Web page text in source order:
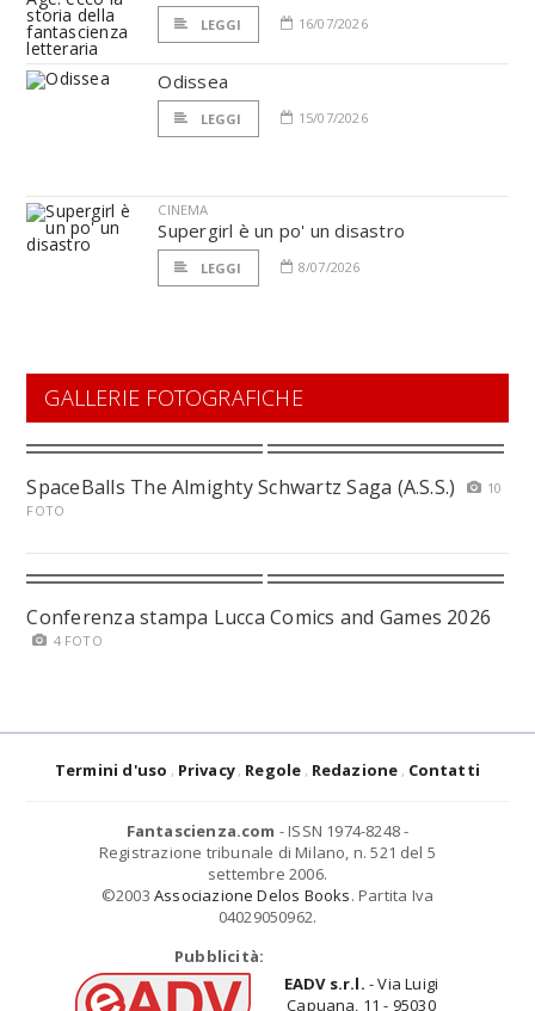
LEGGI 16/07/2026
Odissea
LEGGI 15/07/2026
CINEMA
Supergirl è un po' un disastro
LEGGI 8/07/2026
GALLERIE FOTOGRAFICHE
SpaceBalls The Almighty Schwartz Saga (A.S.S.)
10
FOTO
Conferenza stampa Lucca Comics and Games 2026
4 FOTO
Termini d'uso Privacy Regole Redazione Contatti
Fantascienza.com - ISSN 1974-8248 -
Registrazione tribunale di Milano, n. 521 del 5
settembre 2006.
©2003 Associazione Delos Books. Partita Iva
04029050962.
Pubblicità:
EADV s.r.l. - Via Luigi
Capuana, 11 - 95030